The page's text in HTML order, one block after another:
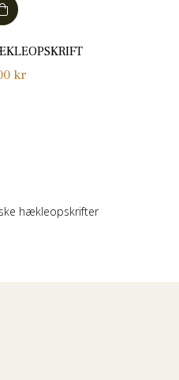
kr
hækleopskrifter